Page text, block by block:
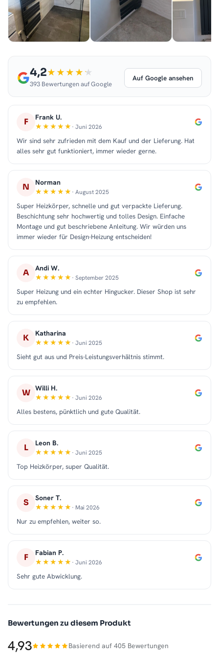
4,2
393 Bewertungen auf Google
Auf Google ansehen
F Frank U.
· Juni 2026
Wir sind sehr zufrieden mit dem Kauf und der Lieferung. Hat
alles sehr gut funktioniert, immer wieder gerne.
N Norman
· August 2025
Super Heizkörper, schnelle und gut verpackte Lieferung.
Beschichtung sehr hochwertig und tolles Design. Einfache
Montage und gut beschriebene Anleitung. Wir würden uns
immer wieder für Design-Heizung entscheiden!
A Andi W.
· September 2025
Super Heizung und ein echter Hingucker. Dieser Shop ist sehr
zu empfehlen.
K Katharina
· Juni 2025
Sieht gut aus und Preis-Leistungsverhältnis stimmt.
W Willi H.
· Juni 2026
Alles bestens, pünktlich und gute Qualität.
L Leon B.
· Juni 2025
Top Heizkörper, super Qualität.
S Soner T.
· Mai 2026
Nur zu empfehlen, weiter so.
F Fabian P.
· Juni 2026
Sehr gute Abwicklung.
Bewertungen zu diesem Produkt
4,93 Basierend auf 405 Bewertungen